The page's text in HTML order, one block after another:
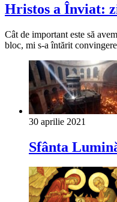
Hristos a Înviat:
Cât de important este să
bloc, mi s-a întărit
30 aprilie 2021
Sfânta